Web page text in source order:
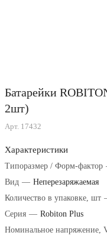
Батарейки
2шт)
Арт. 17432
Характеристики
Типоразмер / Форм-фактор
Вид — Неперезаряжаемая
Количество в упаковке, шт
Серия — Robiton Plus
Номинальное напряжение,